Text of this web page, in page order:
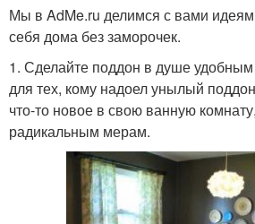
Мы в AdMe.ru делимся с вами
себя дома без заморочек.
1. Сделайте поддон в душе
для тех, кому надоел унылый
что-то новое в свою ванную
радикальным мерам.